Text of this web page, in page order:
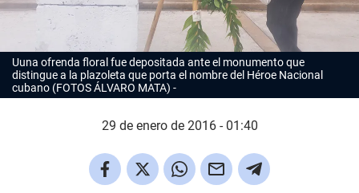
Uuna ofrenda floral fue depositada ante el monumento que
distingue a la plazoleta que porta el nombre del Héroe Nacional
cubano (FOTOS ÁLVARO MATA)
29 de enero de 2016 - 01:40